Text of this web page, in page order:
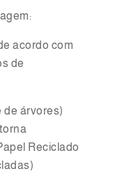
acordo com
de
de árvores)
Reciclado